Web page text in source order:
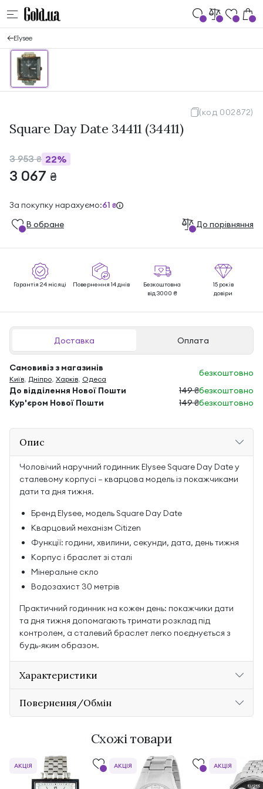
Elysee
(код 002872)
Square Day Date 34411 (34411)
3 953₴ 22%
3 067 ₴
За покупку нарахуємо:61 ₴
В обране До порівняння
Гарантія 24 місяці Повернення 14 днів
Безкоштовна
від 3000 ₴
15 років
довіри
Доставка Оплата
Самовивіз з магазинів
Київ, Дніпро, Харків, Одеса
безкоштовно
До відділення Нової Пошти
149 ₴безкоштовно
Кур'єром Нової Пошти
149 ₴безкоштовно
Опис
Чоловічий наручний годинник Elysee Square Day Date у
сталевому корпусі — кварцова модель із покажчиками
дати та дня тижня.
Бренд Elysee, модель Square Day Date
Кварцовий механізм Citizen
Функції: години, хвилини, секунди, дата, день тижня
Корпус і браслет зі сталі
Мінеральне скло
Водозахист 30 метрів
Практичний годинник на кожен день: покажчики дати
та дня тижня допомагають тримати розклад під
контролем, а сталевий браслет легко поєднується з
будь-яким образом.
Характеристики
Повернення/Обмін
Схожі товари
АКЦІЯ АКЦІЯ АКЦІЯ